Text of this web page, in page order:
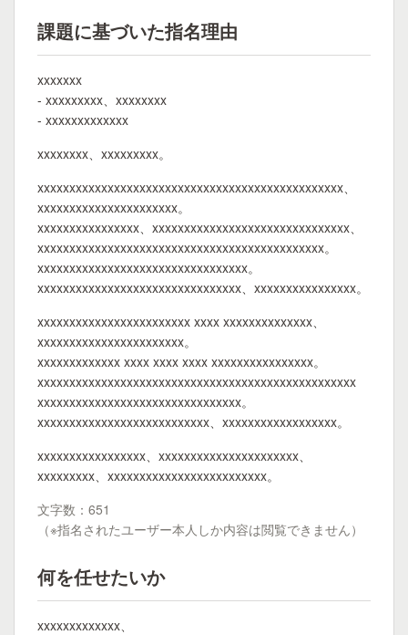
課題に基づいた指名理由
xxxxxxx
- xxxxxxxxx、xxxxxxxx
- xxxxxxxxxxxxx
xxxxxxxx、xxxxxxxxx。
xxxxxxxxxxxxxxxxxxxxxxxxxxxxxxxxxxxxxxxxxxxxxxxx、
xxxxxxxxxxxxxxxxxxxxxx。
xxxxxxxxxxxxxxxx、xxxxxxxxxxxxxxxxxxxxxxxxxxxxxxx、
xxxxxxxxxxxxxxxxxxxxxxxxxxxxxxxxxxxxxxxxxxxxx。
xxxxxxxxxxxxxxxxxxxxxxxxxxxxxxxxx。
xxxxxxxxxxxxxxxxxxxxxxxxxxxxxxxx、xxxxxxxxxxxxxxxx。
xxxxxxxxxxxxxxxxxxxxxxxx xxxx xxxxxxxxxxxxxx、
xxxxxxxxxxxxxxxxxxxxxxx。
xxxxxxxxxxxxx xxxx xxxx xxxx xxxxxxxxxxxxxxxx。
xxxxxxxxxxxxxxxxxxxxxxxxxxxxxxxxxxxxxxxxxxxxxxxxxx
xxxxxxxxxxxxxxxxxxxxxxxxxxxxxxxx。
xxxxxxxxxxxxxxxxxxxxxxxxxxx、xxxxxxxxxxxxxxxxxx。
xxxxxxxxxxxxxxxxx、xxxxxxxxxxxxxxxxxxxxxx、
xxxxxxxxx、xxxxxxxxxxxxxxxxxxxxxxxxx。
文字数：651
（※指名されたユーザー本人しか内容は閲覧できません）
何を任せたいか
xxxxxxxxxxxxx、